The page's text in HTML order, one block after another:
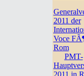
2011 der
Voce
Rom
PMT-
2011 in